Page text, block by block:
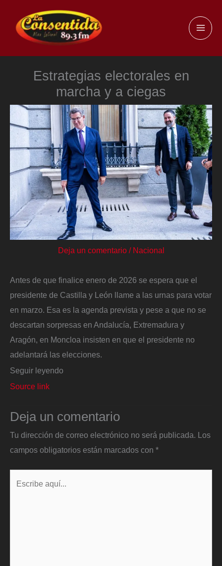
contenido
Estrategias electorales en
marcha y a ciegas
Deja un comentario / Nacional
Antes de que finalice enero de 2026 se espera que el
presidente de Castilla y León llame a las urnas para votar
en marzo. Esa es la agenda prevista y pese a que no se
descartan sorpresas en Andalucía, Extremadura y
Aragón, en Moncloa insisten en que el presidente no
adelantará las elecciones.
Seguir leyendo
Source link
Deja un comentario
Tu dirección de correo electrónico no será publicada. Los
campos obligatorios están marcados con *